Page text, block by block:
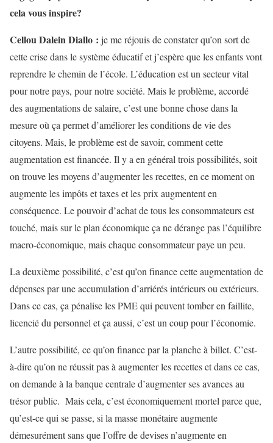
cela vous inspire?
Cellou Dalein Diallo : je me réjouis de constater qu’on sort de
cette crise dans le système éducatif et j’espère que les enfants vont
reprendre le chemin de l’école. L’éducation est un secteur vital
pour notre pays, pour notre société. Mais le problème, accordé
des augmentations de salaire, c’est une bonne chose dans la
mesure où ça permet d’améliorer les conditions de vie des
citoyens. Mais, le problème est de savoir, comment cette
augmentation est financée. Il y a en général trois possibilités, soit
on trouve les moyens d’augmenter les recettes, en ce moment on
augmente les impôts et taxes et les prix augmentent en
conséquence. Le pouvoir d’achat de tous les consommateurs est
touché, mais sur le plan économique ça ne dérange pas l’équilibre
macro-économique, mais chaque consommateur paye un peu.
La deuxième possibilité, c’est qu’on finance cette augmentation de
dépenses par une accumulation d’arriérés intérieurs ou extérieurs.
Dans ce cas, ça pénalise les PME qui peuvent tomber en faillite,
licencié du personnel et ça aussi, c’est un coup pour l’économie.
L’autre possibilité, ce qu’on finance par la planche à billet. C’est-
à-dire qu’on ne réussit pas à augmenter les recettes et dans ce cas,
on demande à la banque centrale d’augmenter ses avances au
trésor public. Mais cela, c’est économiquement mortel parce que,
qu’est-ce qui se passe, si la masse monétaire augmente
démesurément sans que l’offre de devises n’augmente en